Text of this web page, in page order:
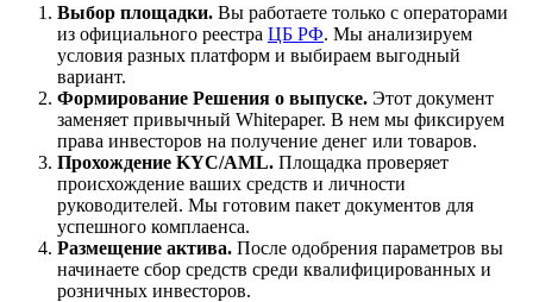
Выбор площадки. Вы работаете только с операторами
из официального реестра ЦБ РФ. Мы анализируем
условия разных платформ и выбираем выгодный
вариант.
Формирование Решения о выпуске. Этот документ
заменяет привычный Whitepaper. В нем мы фиксируем
права инвесторов на получение денег или товаров.
Прохождение KYC/AML. Площадка проверяет
происхождение ваших средств и личности
руководителей. Мы готовим пакет документов для
успешного комплаенса.
Размещение актива. После одобрения параметров вы
начинаете сбор средств среди квалифицированных и
розничных инвесторов.